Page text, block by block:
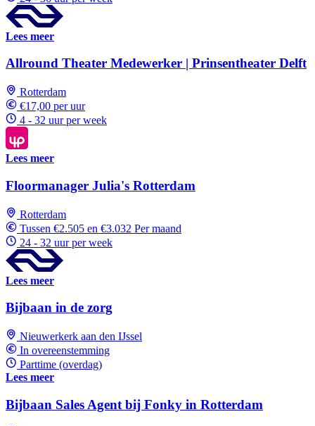
Lees meer
Allround Theater Medewerker | Prinsentheater Delft
Rotterdam
€17,00 per uur
4 - 32 uur per week
Lees meer
Floormanager Julia's Rotterdam
Rotterdam
Tussen €2.505 en €3.032 Per maand
24 - 32 uur per week
Lees meer
Bijbaan in de zorg
Nieuwerkerk aan den IJssel
In overeenstemming
Parttime (overdag)
Lees meer
Bijbaan Sales Agent bij Fonky in Rotterdam